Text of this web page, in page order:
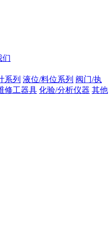
们
系列 液位/料位系列 阀门/执
修工器具 化验/分析仪器 其他